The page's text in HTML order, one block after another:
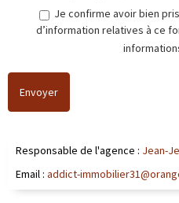
Je confirme avoir bien
d’information relatives à ce
Envoyer
Responsable de l'agence : Jean-
Email : addict-